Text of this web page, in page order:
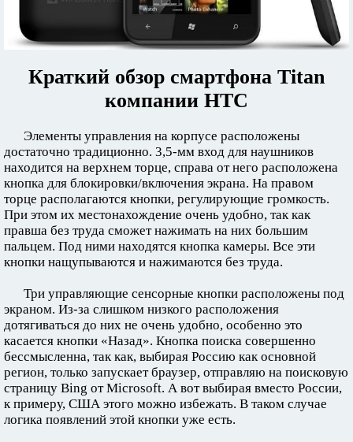
Краткий обзор смартфона Titan
компании HTC
Элементы управления на корпусе расположены
достаточно традиционно. 3,5-мм вход для наушников
находится на верхнем торце, справа от него расположена
кнопка для блокировки/включения экрана. На правом
торце располагаются кнопки, регулирующие громкость.
При этом их местонахождение очень удобно, так как
правша без труда сможет нажимать на них большим
пальцем. Под ними находятся кнопка камеры. Все эти
кнопки нащупываются и нажимаются без труда.
Три управляющие сенсорные кнопки расположены под
экраном. Из-за слишком низкого расположения
дотягиваться до них не очень удобно, особенно это
касается кнопки «Назад». Кнопка поиска совершенно
бессмысленна, так как, выбирая Россию как основной
регион, только запускает браузер, отправляю на поисковую
страницу Bing от Microsoft. А вот выбирая вместо России,
к примеру, США этого можно избежать. В таком случае
логика появлений этой кнопки уже есть.